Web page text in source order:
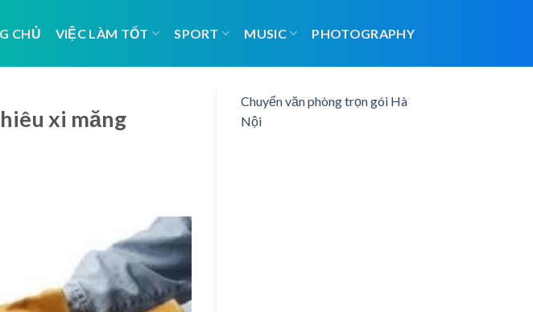
CHỦ VIỆC LÀM TỐT SPORT MUSIC PHOTOGRAPHY
xi măng
Chuyển văn phòng trọn gói Hà
Nội